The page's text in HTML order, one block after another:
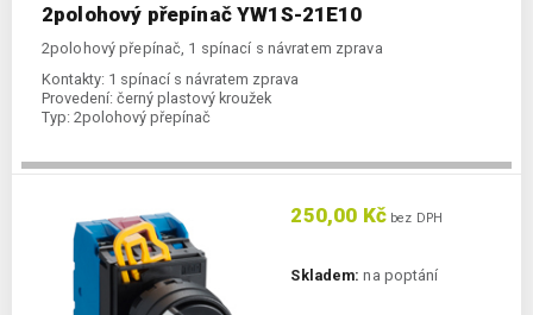
2polohový přepínač YW1S-21E10
2polohový přepínač, 1 spínací s návratem zprava
Kontakty: 1 spínací s návratem zprava
Provedení: černý plastový kroužek
Typ: 2polohový přepínač
250,00 Kč bez DPH
Skladem: na poptání